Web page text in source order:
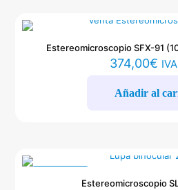
Estereomicroscopio SFX-91
374,00€
Añadir al
Estereomicroscopio